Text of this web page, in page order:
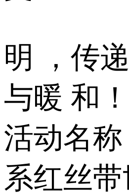
明 ，传
与暖 和！
活动名
系红丝